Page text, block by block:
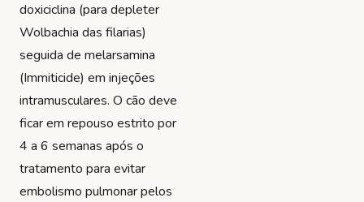
doxiciclina (para depleter
Wolbachia das filarias)
seguida de melarsamina
(Immiticide) em injeções
intramusculares. O cão deve
ficar em repouso estrito por
4 a 6 semanas após o
tratamento para evitar
embolismo pulmonar pelos